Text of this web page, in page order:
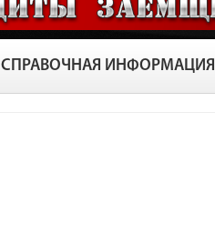
СПРАВОЧНАЯ ИНФОРМАЦИЯ